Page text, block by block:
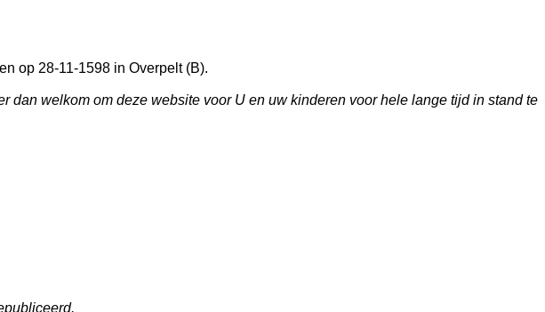
op 28-11-1598 in Overpelt (B).
welkom om deze website voor U en uw kinderen voor hele lange tijd in stand te